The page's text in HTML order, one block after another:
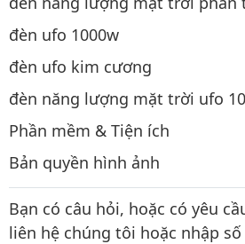
đèn ufo 1000w
đèn ufo kim cương
đèn năng lượng mặt trời ufo
Phần mềm & Tiện ích
Bản quyền hình ảnh
Bạn có câu hỏi, hoặc có yêu
liên hệ chúng tôi hoặc nhập